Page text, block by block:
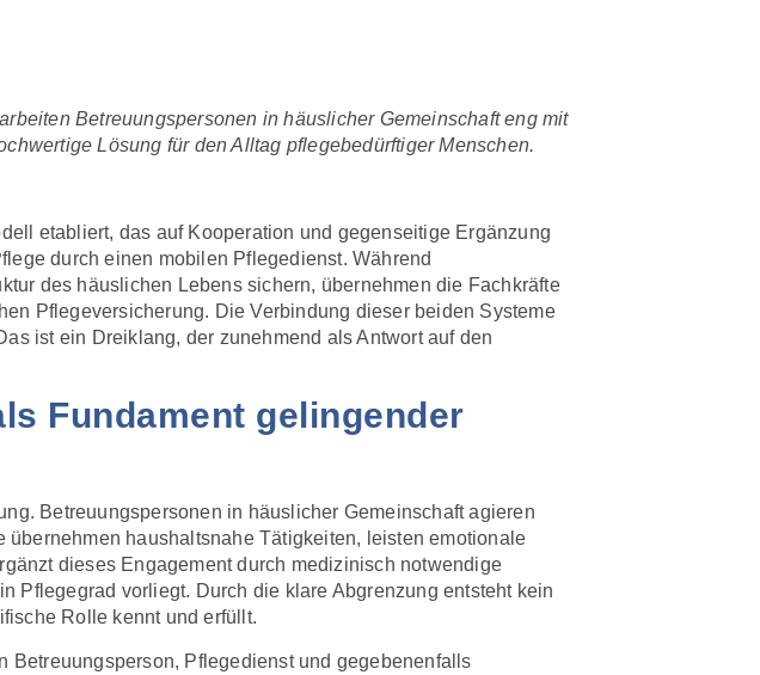
Betreuungspersonen in häuslicher Gemeinschaft eng mit
Lösung für den Alltag pflegebedürftiger Menschen.
etabliert, das auf Kooperation und gegenseitige Ergänzung
durch einen mobilen Pflegedienst. Während
des häuslichen Lebens sichern, übernehmen die Fachkräfte
Pflegeversicherung. Die Verbindung dieser beiden Systeme
ist ein Dreiklang, der zunehmend als Antwort auf den
Fundament gelingender
Betreuungspersonen in häuslicher Gemeinschaft agieren
haushaltsnahe Tätigkeiten, leisten emotionale
dieses Engagement durch medizinisch notwendige
Pflegegrad vorliegt. Durch die klare Abgrenzung entsteht kein
Rolle kennt und erfüllt.
Betreuungsperson, Pflegedienst und gegebenenfalls